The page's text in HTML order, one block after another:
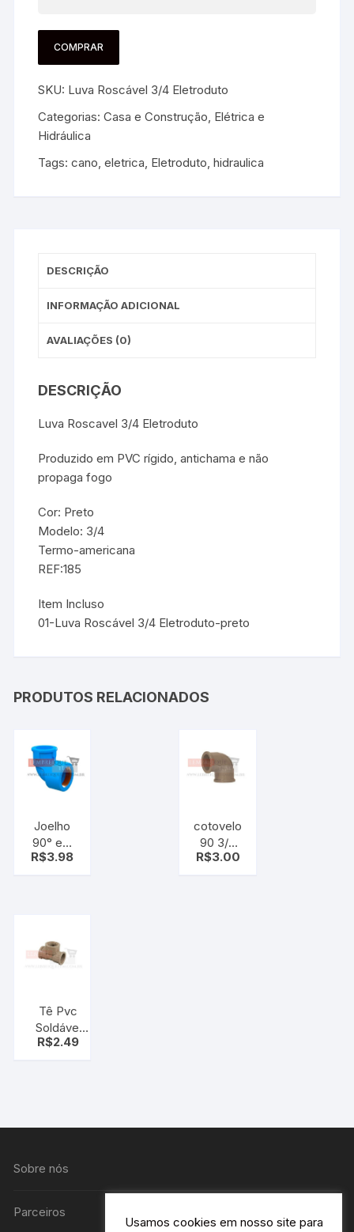
COMPRAR
SKU: Luva Roscável 3/4 Eletroduto
Categorias:Casa e Construção Elétrica e
Hidráulica
Tags:cano ,eletrica Eletroduto ,hidraulica
DESCRIÇÃO
INFORMAÇÃO ADICIONAL
AVALIAÇÕES (0)
DESCRIÇÃO
Luva Roscavel 3/4 Eletroduto
Produzido em PVC rígido, antichama e não
propaga fogo
Cor: Preto
Modelo: 3/4
Termo-americana
REF:185
Item Incluso
01-Luva Roscável 3/4 Eletroduto-preto
PRODUTOS RELACIONADOS
Joelho
90° em
Pvc
25mmx
3/4″ Azul
R$3.98
cotovelo
90 3/4
Marrom
R$3.00
Tê Pvc
Soldável
com Rosca
R$2.49
Sobre nós
Parceiros
Usamos cookies em nosso site para